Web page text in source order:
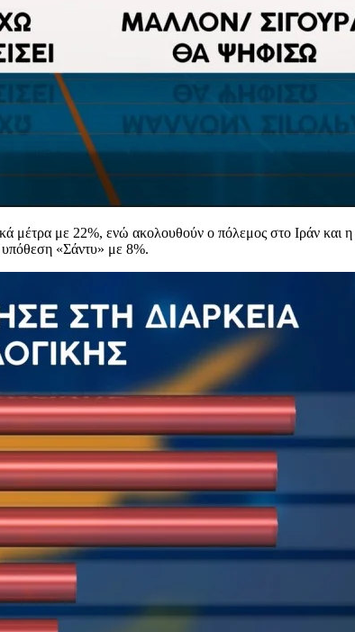
μέτρα με 22%, ενώ ακολουθούν ο πόλεμος στο Ιράν και
«Σάντυ» με 8%.